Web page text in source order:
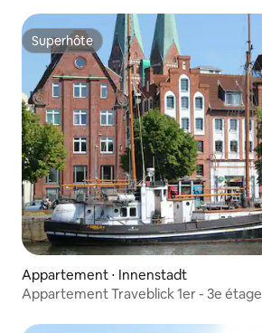
Superhôte
Superhôte
Appartement ⋅ Innenstadt
Appartement Traveblick 1er - 3e étage